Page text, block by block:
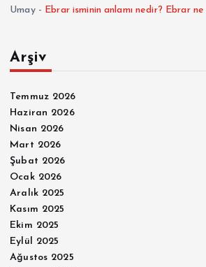
Umay- Ebrar isminin anlamı nedir? Ebrar
Arşiv
Temmuz 2026
Haziran 2026
Nisan 2026
Mart 2026
Şubat 2026
Ocak 2026
Aralık 2025
Kasım 2025
Ekim 2025
Eylül 2025
Ağustos 2025